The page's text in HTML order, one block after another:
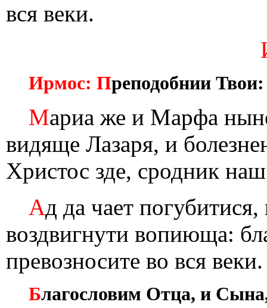
вся веки.
Ирмос: Преподобнии Твои:
Мариа же и Марфа
видяще Лазаря, и
Христос зде, сродник
Ад да чает
воздвигнути вопиюща:
превозносите во вся веки.
Благословим Отца, и